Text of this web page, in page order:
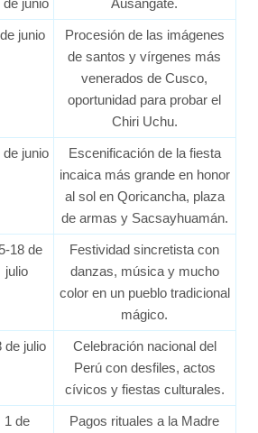
junio
Procesión de las imágenes
de santos y vírgenes más
venerados de Cusco,
oportunidad para probar el
Chiri Uchu.
de junio
Escenificación de la fiesta
incaica más grande en honor
al sol en Qoricancha, plaza
de armas y Sacsayhuamán.
18 de
julio
Festividad sincretista con
danzas, música y mucho
color en un pueblo tradicional
mágico.
de julio
Celebración nacional del
Perú con desfiles, actos
cívicos y fiestas culturales.
1 de
Pagos rituales a la Madre